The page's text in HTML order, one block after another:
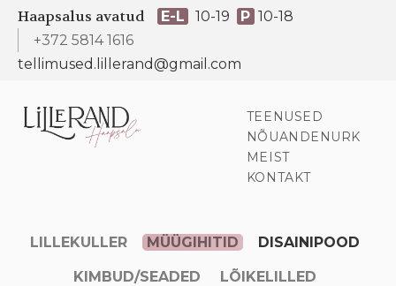
Haapsalus avatud E-L 10-19 P 10-18
+372 5814 1616
tellimused.lillerand@gmail.com
TEENUSED
NÕUANDENURK
MEIST
KONTAKT
LILLEKULLER MÜÜGIHITID DISAINIPOOD
KIMBUD/SEADED LÕIKELILLED